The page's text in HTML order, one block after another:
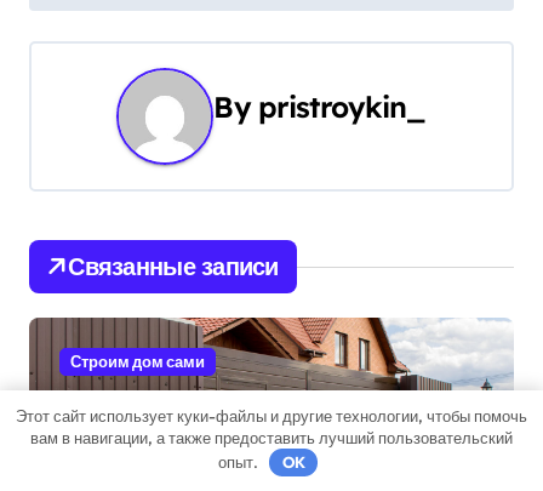
в
а
и
я
п
о
By pristroykin_
Связанные записи
Строим дом сами
Этот сайт использует куки-файлы и другие технологии, чтобы помочь
вам в навигации, а также предоставить лучший пользовательский
опыт.
OK